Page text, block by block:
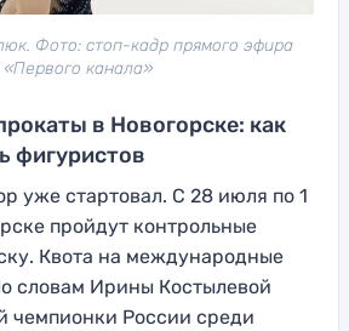
Фото: стоп-кадр прямого эфира
«Первого канала»
в Новогорске: как
фигуристов
уже стартовал. С 28 июля по 1
пройдут контрольные
Квота на международные
словам Ирины Костылевой
чемпионки России среди